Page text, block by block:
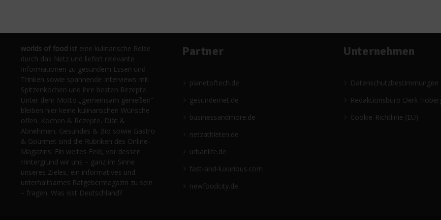
worlds of food ist eine kulinarische Reise
durch das Netz und liefert relevante
Informationen zu gesundem Essen und
Trinken sowie spannende Interviews mit
Spitzenköchen und ihre besten Rezepte.
Unter dem Motto „gemeinsam genießen“
bleiben hier keine kulinarischen Wünsche
offen. Kochen & Rezepte, Diät &
Abnehmen, Gesundes & Bio sowie Gastro
& Gourmet sind die Rubriken des Online-
Magazins. Ein weites Feld, vor dessen
Hintergrund wir uns – ganz im Sinne
unseres Zieles, ein informatives und
unterhaltsames Ratgebermagazin zu sein
– fragen: Was isst Deutschland?
Partner
planetoftech.de
gesündernet.de
businessandmore.de
netzathleten.de
urbanlife.de
fast-and-luxurious.com
newfoodcity.de
Unternehmen
Datenschutzbestimmungen
Redaktionsbüro Derk
Cookie-Richtlinie (EU)